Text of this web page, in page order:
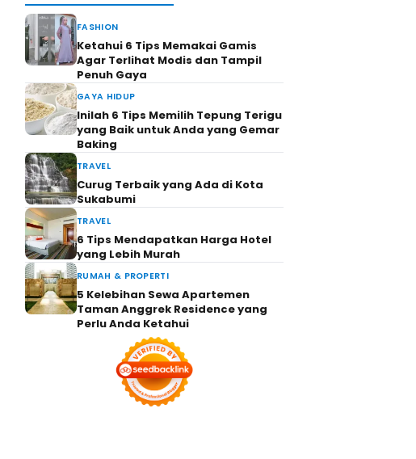
FASHION
Ketahui 6 Tips Memakai Gamis
Agar Terlihat Modis dan Tampil
Penuh Gaya
GAYA HIDUP
Inilah 6 Tips Memilih Tepung Terigu
yang Baik untuk Anda yang Gemar
Baking
TRAVEL
Curug Terbaik yang Ada di Kota
Sukabumi
TRAVEL
6 Tips Mendapatkan Harga Hotel
yang Lebih Murah
RUMAH & PROPERTI
5 Kelebihan Sewa Apartemen
Taman Anggrek Residence yang
Perlu Anda Ketahui